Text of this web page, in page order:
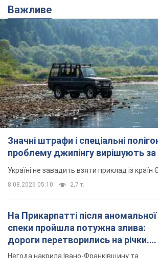
Важливе
Значні штрафи і спеціальні
проблему джипінгу вирішують
Україні не завадить взяти приклад із країн
8.08.2026 05:10 2,7 т.
На Прикарпатті після аномальної
спеки пройшла потужна злива:
дороги перетворились на річки.
Відео
Негода накрила Івано-Франківщину та